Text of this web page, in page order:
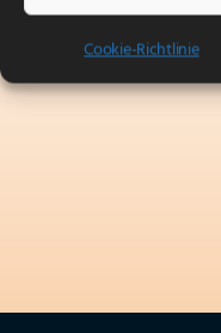
Cookie-Richtlinie